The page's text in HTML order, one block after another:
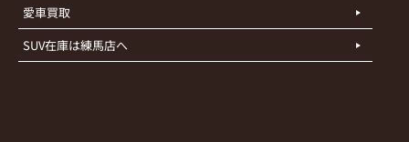
愛車買取
SUV在庫は練馬店へ